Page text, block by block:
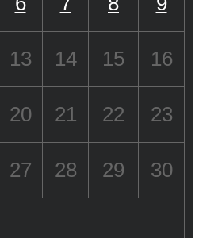
13 14 15 16
20 21 22 23
27 28 29 30